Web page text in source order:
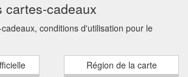
cartes-cadeaux
conditions d'utilisation pour le
Région de la carte